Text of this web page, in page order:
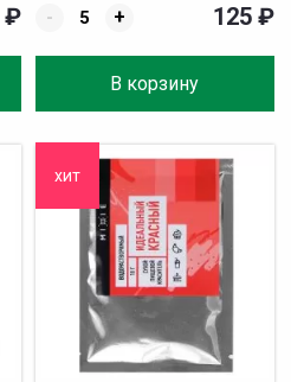
₽
-
+
В корзину
125 ₽
хит